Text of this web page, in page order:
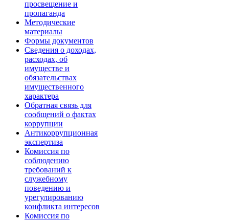
просвещение и
пропаганда
Методические
материалы
Формы документов
Сведения о доходах,
расходах, об
имуществе и
обязательствах
имущественного
характера
Обратная связь для
сообщений о фактах
коррупции
Антикоррупционная
экспертиза
Комиссия по
соблюдению
требований к
служебному
поведению и
урегулированию
конфликта интересов
Комиссия по